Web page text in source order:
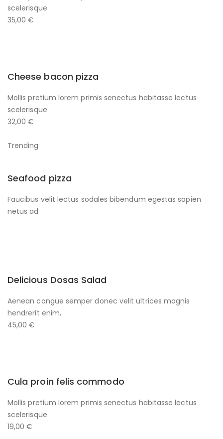
scelerisque
35,00 €
Cheese bacon pizza
Mollis pretium lorem primis senectus habitasse lectus
scelerisque
32,00 €
Trending
Seafood pizza
Faucibus velit lectus sodales bibendum egestas sapien
netus ad
Delicious Dosas Salad
Aenean congue semper donec velit ultrices magnis
hendrerit enim,
45,00 €
Cula proin felis commodo
Mollis pretium lorem primis senectus habitasse lectus
scelerisque
19,00 €